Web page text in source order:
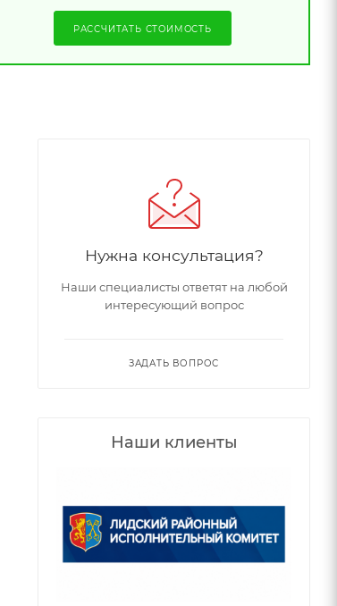
РАССЧИТАТЬ СТОИМОСТЬ
Нужна консультация?
Наши специалисты ответят на любой
интересующий вопрос
ЗАДАТЬ ВОПРОС
Наши клиенты